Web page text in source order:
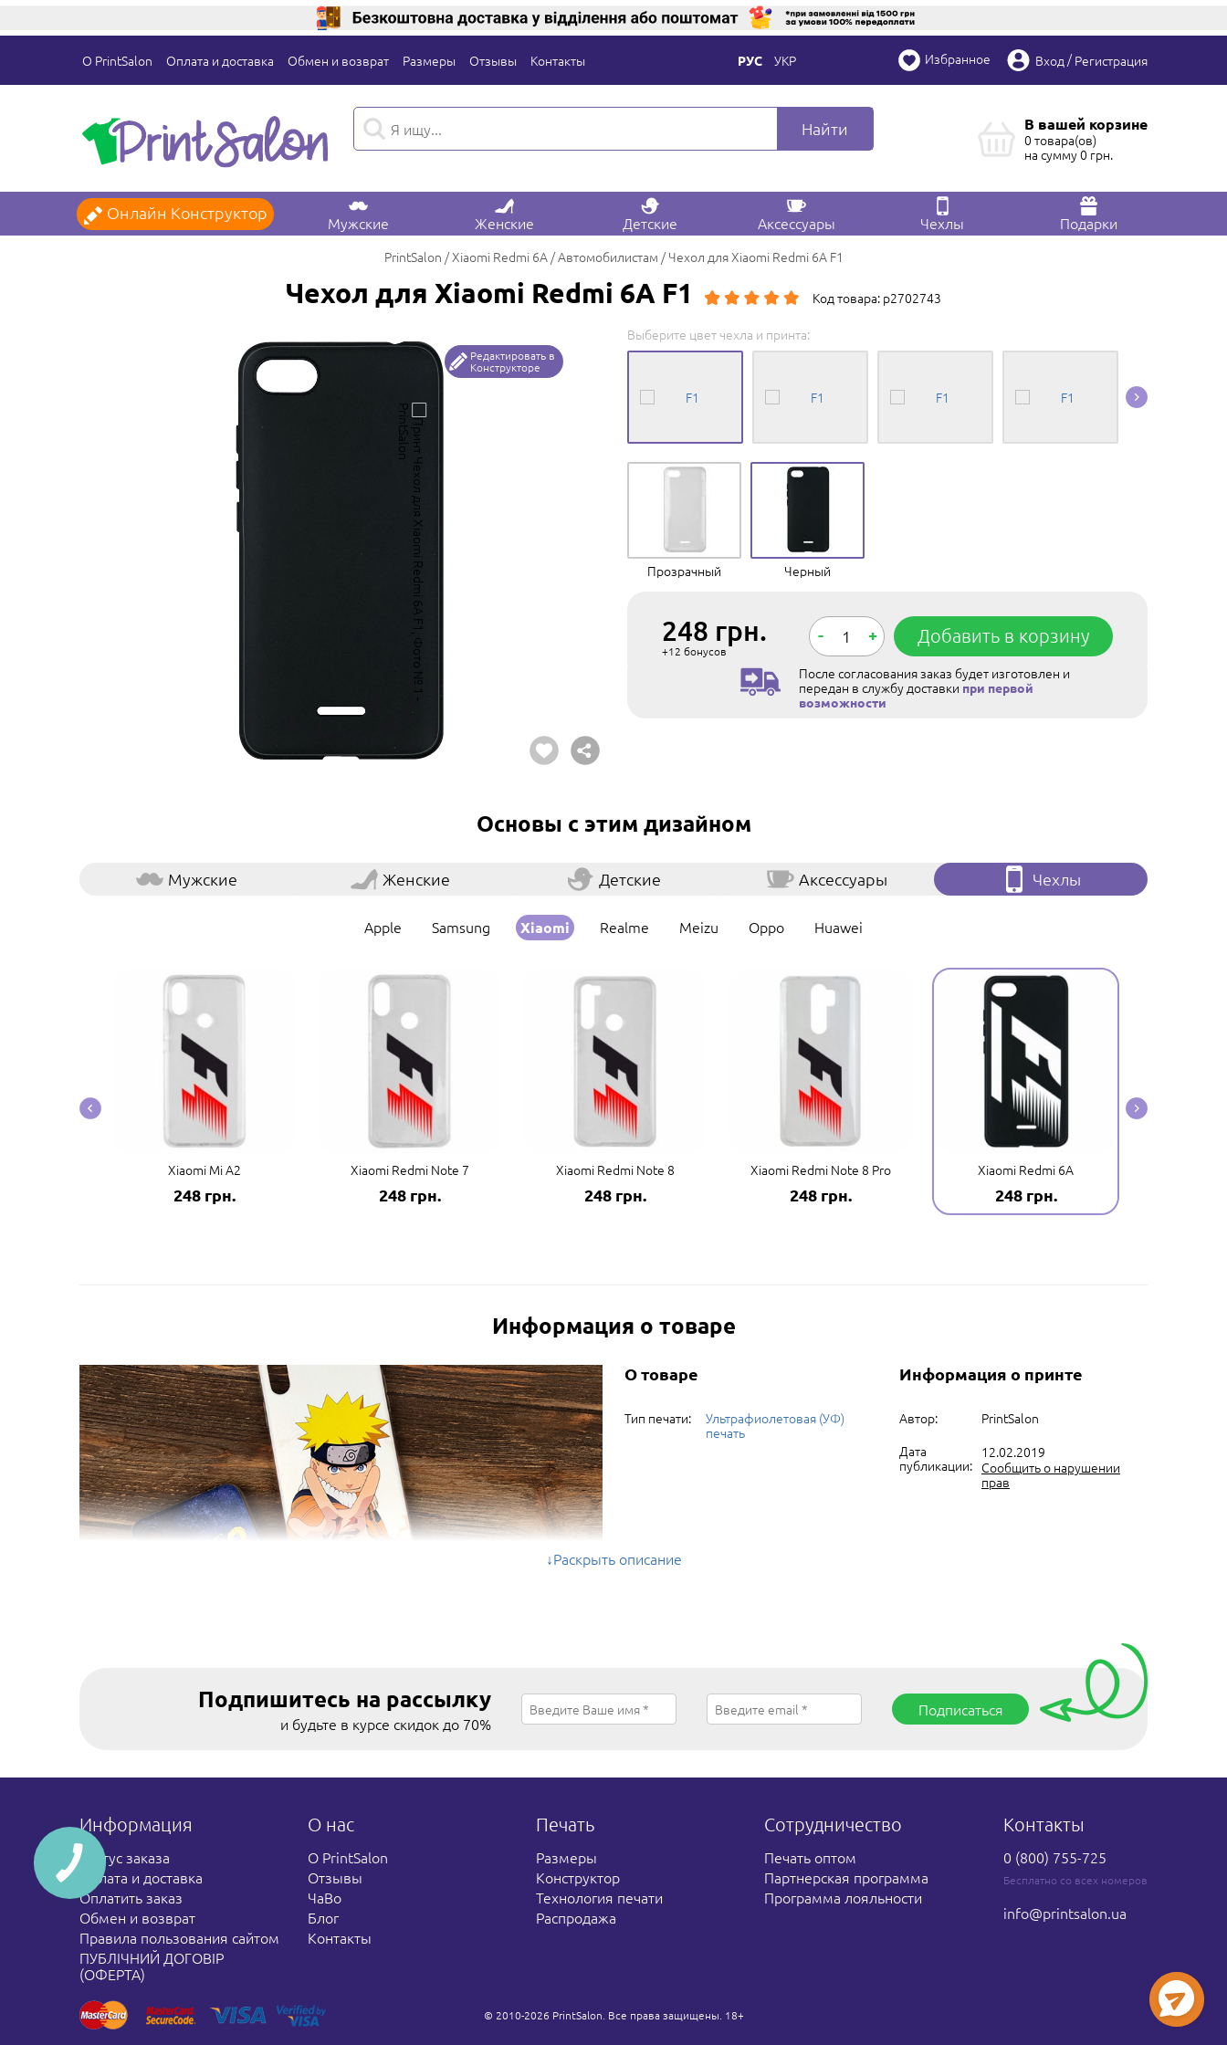
О PrintSalon Оплата и доставка Обмен и возврат Размеры Отзывы Контакты РУС УКР Избранное Вход /Регистрация
Найти В вашей корзине
0 товара(ов)
на сумму0 грн.
Онлайн Конструктор
Мужские Женские Детские Аксессуары Чехлы Подарки
PrintSalon Xiaomi Redmi 6A Автомобилистам Чехол для Xiaomi Redmi 6A F1
Чехол для Xiaomi Redmi 6A F1 Код товара: p2702743
Редактировать в
Конструкторе
Выберите цвет чехла и принта:
Прозрачный Черный
248 грн.
+12 бонусов
- + Добавить в корзину
После согласования заказ будет изготовлен и
передан в службу доставки при первой
возможности
Основы с этим дизайном
Мужские Женские Детские Аксессуары Чехлы
Apple Samsung Xiaomi Realme Meizu Oppo Huawei
Xiaomi Mi A2
248 грн.
Xiaomi Redmi Note 7
248 грн.
Xiaomi Redmi Note 8
248 грн.
Xiaomi Redmi Note 8 Pro
248 грн.
Xiaomi Redmi 6A
248 грн.
Информация о товаре
О товаре
Тип печати:
Ультрафиолетовая (УФ)
печать
Информация о принте
Автор:
PrintSalon
Дата
публикации:
12.02.2019
Сообщить о нарушении
прав
Раскрыть описание
Подпишитесь на рассылку
и будьте в курсе скидок до 70%
Подписаться
Контакты
0 (800) 755-725
Бесплатно со всех номеров
info@printsalon.ua
Информация
Статус заказа
Оплата и доставка
Оплатить заказ
Обмен и возврат
Правила пользования сайтом
ПУБЛІЧНИЙ ДОГОВІР
(ОФЕРТА)
О нас
О PrintSalon
Отзывы
ЧаВо
Блог
Контакты
Печать
Размеры
Конструктор
Технология печати
Распродажа
Сотрудничество
Печать оптом
Партнерская программа
Программа лояльности
© 2010-2026 PrintSalon. Все права защищены. 18+